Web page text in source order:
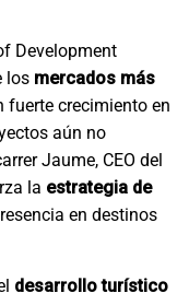
Development
los mercados más
fuerte crecimiento en
aún no
Jaume, CEO del
la estrategia de
en destinos
desarrollo turístico